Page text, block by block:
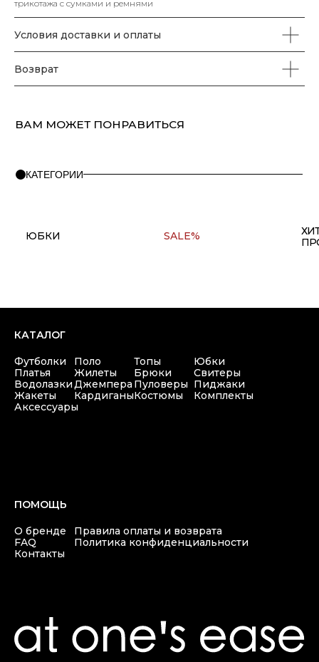
трикотажа с сумками и ремнями
Условия доставки и оплаты
Возврат
ВодолазкиДжемпераПуловеры Пиджаки
Жакеты КардиганыКостюмы
Комплекты
FAQ
Политика конфиденциальности
Контакты